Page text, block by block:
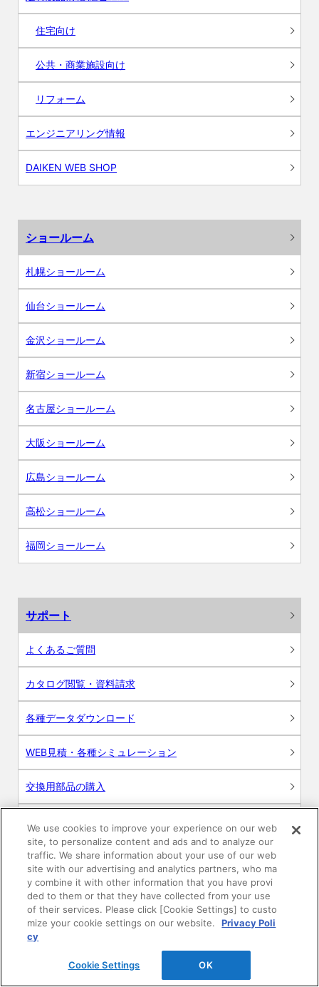
住宅向け
公共・商業施設向け
リフォーム
エンジニアリング情報
DAIKEN WEB SHOP
ショールーム
札幌ショールーム
仙台ショールーム
金沢ショールーム
新宿ショールーム
名古屋ショールーム
大阪ショールーム
広島ショールーム
高松ショールーム
福岡ショールーム
サポート
よくあるご質問
カタログ閲覧・資料請求
各種データダウンロード
WEB見積・各種シミュレーション
交換用部品の購入
お問い合わせ
ログイン
建築・設計関係者様向けサイト
We use cookies to improve your experience on our web
site, to personalize content and ads and to analyze our
traffic. We share information about your use of our web
site with our advertising and analytics partners, who ma
y combine it with other information that you have provi
ded to them or that they have collected from your use
of their services. Please click [Cookie Settings] to custo
mize your cookie settings on our website.
Privacy Poli
cy
Cookie Settings OK